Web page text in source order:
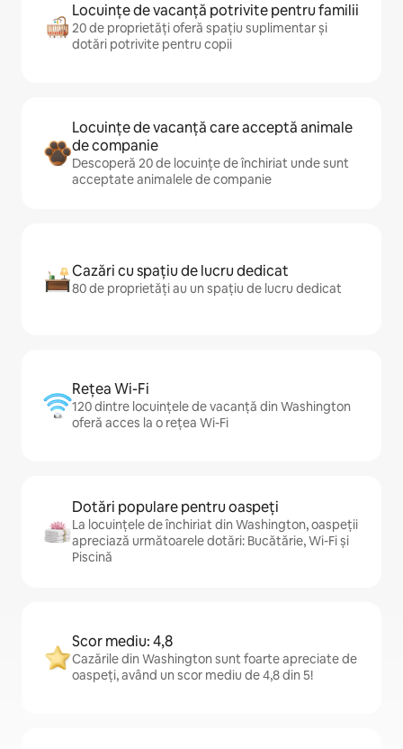
Locuințe de vacanță potrivite pentru familii
20 de proprietăți oferă spațiu suplimentar și
dotări potrivite pentru copii
Locuințe de vacanță care acceptă animale
de companie
Descoperă 20 de locuințe de închiriat unde sunt
acceptate animalele de companie
Cazări cu spațiu de lucru dedicat
80 de proprietăți au un spațiu de lucru dedicat
Rețea Wi-Fi
120 dintre locuințele de vacanță din Washington
oferă acces la o rețea Wi-Fi
Dotări populare pentru oaspeți
La locuințele de închiriat din Washington, oaspeții
apreciază următoarele dotări: Bucătărie, Wi-Fi și
Piscină
Scor mediu: 4,8
Cazările din Washington sunt foarte apreciate de
oaspeți, având un scor mediu de 4,8 din 5!